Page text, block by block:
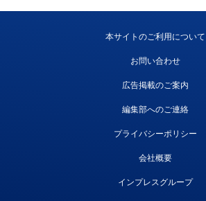
本サイトのご利用について
お問い合わせ
広告掲載のご案内
編集部へのご連絡
プライバシーポリシー
会社概要
インプレスグループ